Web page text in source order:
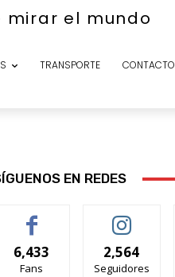
mirar el mundo
TRANSPORTE CONTACTO
EN REDES
6,433
Fans
2,564
Seguidores